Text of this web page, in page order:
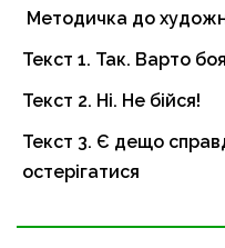
Методичка до
Текст 1. Так. Варто
Текст 2. Ні. Не бійся!
Текст 3. Є дещо
остерігатися